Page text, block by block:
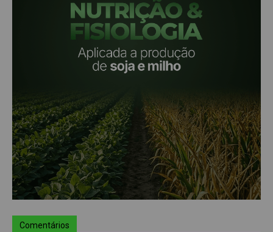
Comentários